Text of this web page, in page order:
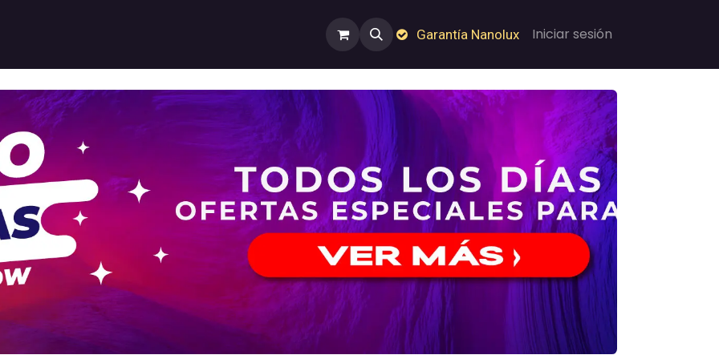
Sobre Nosotros Empleos Garantía de Nanolux
Garantía Nanolux Iniciar sesión